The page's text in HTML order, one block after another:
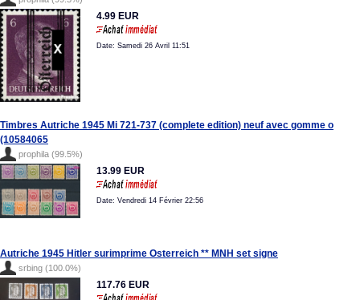
4.99 EUR
Date: Samedi 26 Avril 11:51
Timbres Autriche 1945 Mi 721-737 (complete edition) neuf avec gomme o
(10584065
prophila (99.5%)
13.99 EUR
Date: Vendredi 14 Février 22:56
Autriche 1945 Hitler surimprime Osterreich ** MNH set signe
srbing (100.0%)
117.76 EUR